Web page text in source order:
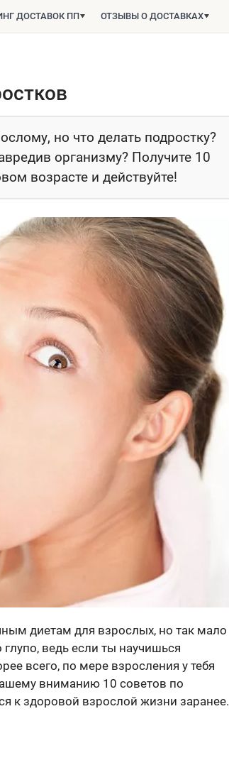
ДОСТАВОК ПП ОТЗЫВЫ О ДОСТАВКАХ
но что делать подростку?
организму? Получите 10
возрасте и действуйте!
диетам для взрослых, но так мало
ведь если ты научишься
всего, по мере взросления у тебя
вниманию 10 советов по
к здоровой взрослой жизни заранее.